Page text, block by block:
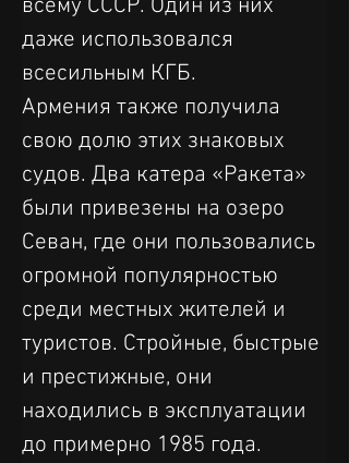
всему СССР. Один из них
даже использовался
всесильным КГБ.
Армения также получила
свою долю этих знаковых
судов. Два катера «Ракета»
были привезены на озеро
Севан, где они пользовались
огромной популярностью
среди местных жителей и
туристов. Стройные, быстрые
и престижные, они
находились в эксплуатации
до примерно 1985 года.